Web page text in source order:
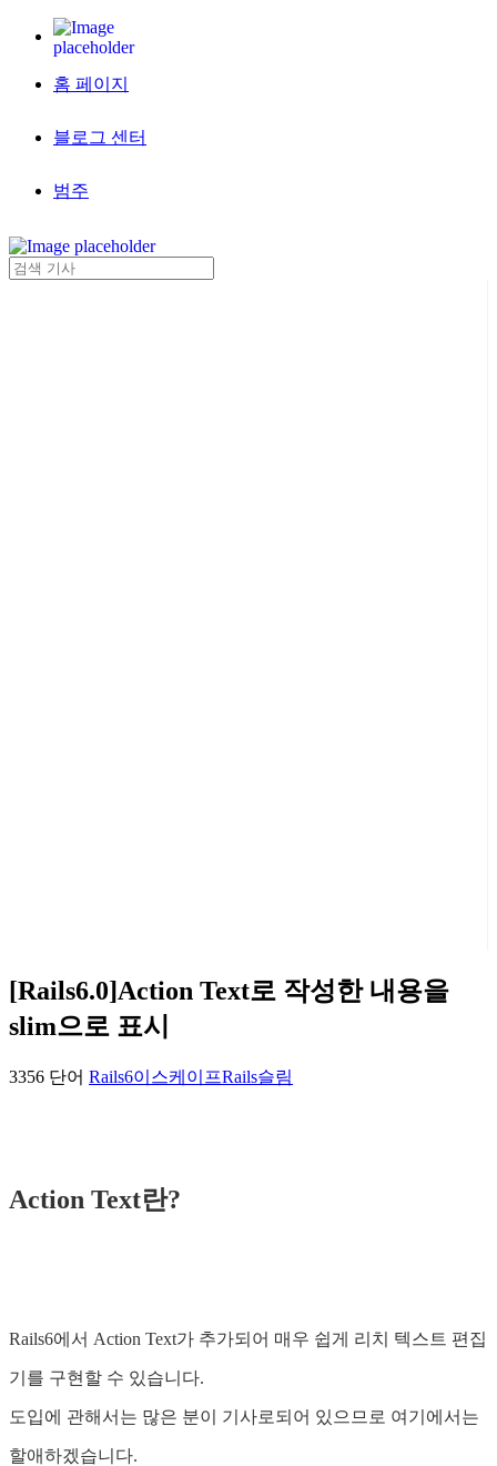
홈 페이지
블로그 센터
범주
[Rails6.0]Action Text로 작성한 내용을
slim으로 표시
3356 단어 Rails6이스케이프Rails슬림
Action Text란?
Rails6에서 Action Text가 추가되어 매우 쉽게 리치 텍스트 편집
기를 구현할 수 있습니다.
도입에 관해서는 많은 분이 기사로되어 있으므로 여기에서는
할애하겠습니다.